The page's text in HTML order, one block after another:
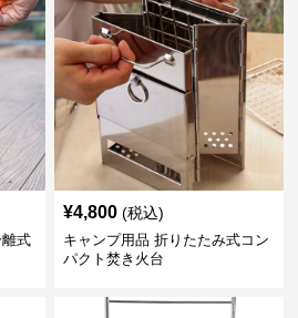
式
¥4,800 (税込)
キャンプ用品 折りたたみ式コン
パクト焚き火台